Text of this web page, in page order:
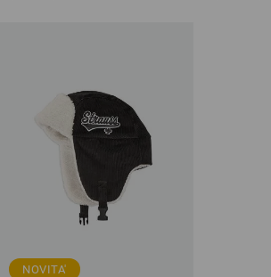
NOVITA'